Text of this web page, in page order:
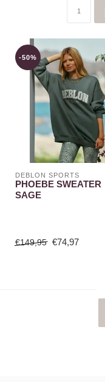
-50%
DEBLON SPORTS
PHOEBE SWEATER
SAGE
€149,95 €74,97